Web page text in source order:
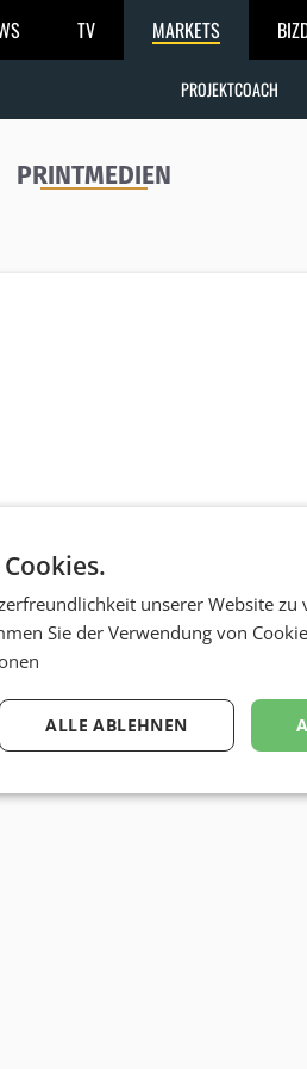
TV MARKETS
PROJEKTCOACH
PRINTMEDIEN
unserer Website zu
Sie der Verwendung von
ALLE ABLEHNEN